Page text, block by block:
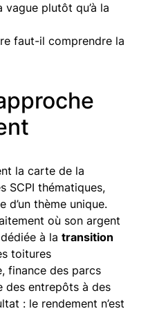
plutôt qu’à la
faut-il comprendre la
la carte de la
SCPI thématiques,
d’un thème unique.
où son argent
à la transition
toitures
finance des parcs
des entrepôts à des
: le rendement n’est